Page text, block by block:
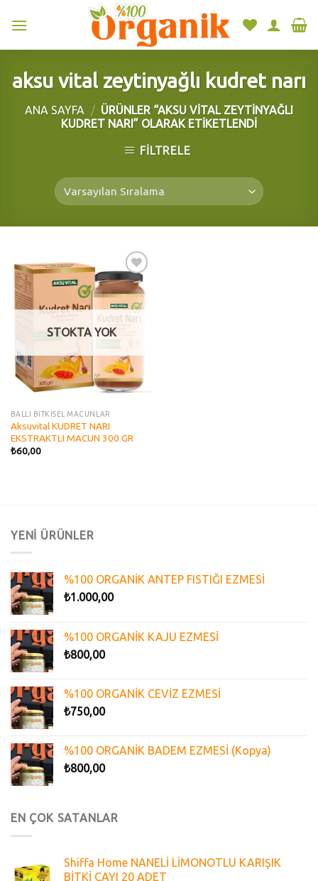
aksu vital zeytinyağlı kudret narı
ANA SAYFA / ÜRÜNLER “AKSU VITAL ZEYTINYAĞLI
KUDRET NARI” OLARAK ETIKETLENDI
FILTRELE
Add to
wishlist
STOKTA YOK
BALLI BİTKİSEL MACUNLAR
Aksuvital KUDRET NARI
EKSTRAKTLI MACUN 300 GR
₺60,00
YENİ ÜRÜNLER
%100 ORGANİK ANTEP FISTIĞI EZMESİ
₺1.000,00
%100 ORGANİK KAJU EZMESİ
₺800,00
%100 ORGANİK CEVİZ EZMESİ
₺750,00
%100 ORGANİK BADEM EZMESİ (Kopya)
₺800,00
EN ÇOK SATANLAR
Shiffa Home NANELİ LİMONOTLU KARIŞIK
BİTKİ ÇAYI 20 ADET